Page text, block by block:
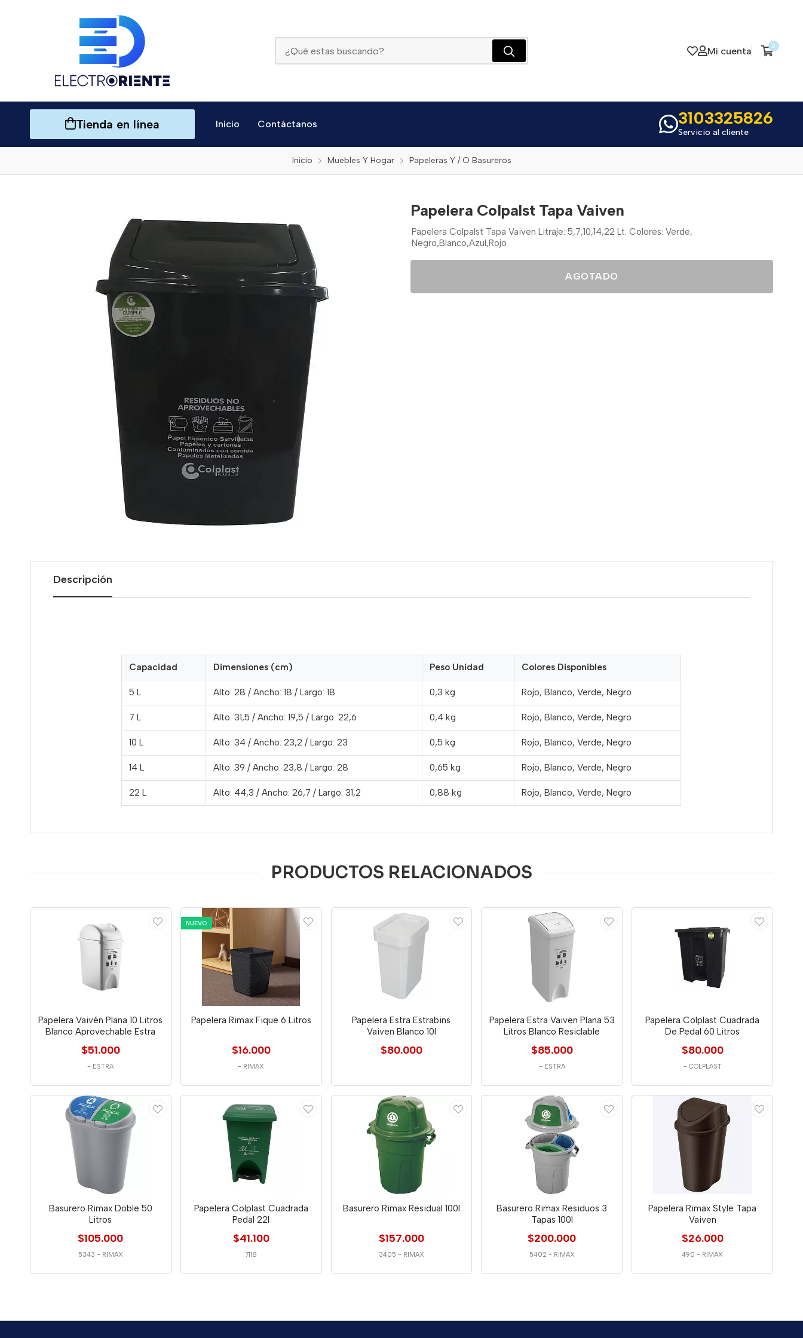
Mi cuenta 0
Tienda en línea Inicio Contáctanos 3103325826
Servicio al cliente
Inicio Muebles Y Hogar Papeleras Y / O Basureros
Papelera Colpalst Tapa Vaiven
Papelera Colpalst Tapa Vaiven Litraje: 5,7,10,14,22 Lt. Colores: Verde,
Negro,Blanco,Azul,Rojo
AGOTADO
Descripción
Capacidad Dimensiones (cm) Peso Unidad Colores Disponibles
5 L Alto: 28 / Ancho: 18 / Largo: 18 0,3 kg Rojo, Blanco, Verde, Negro
7 L Alto: 31,5 / Ancho: 19,5 / Largo: 22,6 0,4 kg Rojo, Blanco, Verde, Negro
10 L Alto: 34 / Ancho: 23,2 / Largo: 23 0,5 kg Rojo, Blanco, Verde, Negro
14 L Alto: 39 / Ancho: 23,8 / Largo: 28 0,65 kg Rojo, Blanco, Verde, Negro
22 L Alto: 44,3 / Ancho: 26,7 / Largo: 31,2 0,88 kg Rojo, Blanco, Verde, Negro
PRODUCTOS RELACIONADOS
Papelera Vaivén Plana 10 Litros
Blanco Aprovechable Estra
$51.000
- ESTRA
NUEVO
Papelera Rimax Fique 6 Litros
$16.000
- RIMAX
Papelera Estra Estrabins
Vaiven Blanco 10l
$80.000
Papelera Estra Vaiven Plana 53
Litros Blanco Resiclable
$85.000
- ESTRA
Papelera Colplast Cuadrada
De Pedal 60 Litros
$80.000
- COLPLAST
Basurero Rimax Doble 50
Litros
$105.000
5343 - RIMAX
Papelera Colplast Cuadrada
Pedal 22l
$41.100
7118
Basurero Rimax Residual 100l
$157.000
3405 - RIMAX
Basurero Rimax Residuos 3
Tapas 100l
$200.000
5402 - RIMAX
Papelera Rimax Style Tapa
Vaiven
$26.000
490 - RIMAX